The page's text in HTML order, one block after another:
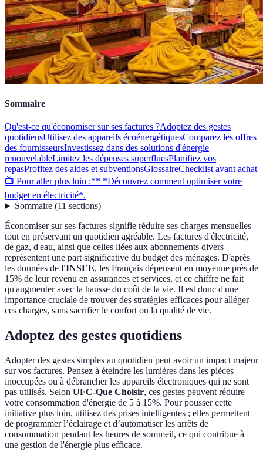
Sommaire
Qu'est-ce qu'économiser sur ses factures ?Adoptez des gestes
quotidiensUtilisez des appareils écoénergétiquesComparez les offres
des fournisseursInvestissez dans des solutions d'énergie
renouvelableLimitez les dépenses superfluesPlanifiez vos
repasProfitez des aides et subventionsGlossaireChecklist avant achat
📺 Pour aller plus loin :** *Découvrez comment optimiser votre
budget en électricité*.
Sommaire(11 sections)
Économiser sur ses factures signifie réduire ses charges mensuelles
tout en préservant un quotidien agréable. Les factures d'électricité,
de gaz, d'eau, ainsi que celles liées aux abonnements divers
représentent une part significative du budget des ménages. D'après
les données de l'INSEE, les Français dépensent en moyenne près de
15% de leur revenu en assurances et services, et ce chiffre ne fait
qu'augmenter avec la hausse du coût de la vie. Il est donc d'une
importance cruciale de trouver des stratégies efficaces pour alléger
ces charges, sans sacrifier le confort ou la qualité de vie.
Adoptez des gestes quotidiens
Adopter des gestes simples au quotidien peut avoir un impact majeur
sur vos factures. Pensez à éteindre les lumières dans les pièces
inoccupées ou à débrancher les appareils électroniques qui ne sont
pas utilisés. Selon UFC-Que Choisir, ces gestes peuvent réduire
votre consommation d'énergie de 5 à 15%. Pour pousser cette
initiative plus loin, utilisez des prises intelligentes ; elles permettent
de programmer l’éclairage et d’automatiser les arrêts de
consommation pendant les heures de sommeil, ce qui contribue à
une gestion de l'énergie plus efficace.